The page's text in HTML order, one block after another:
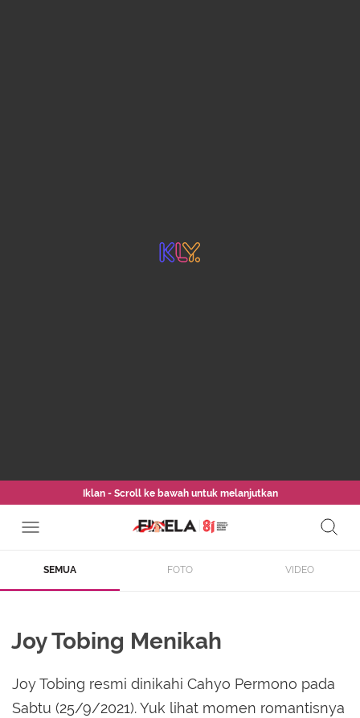
Iklan - Scroll ke bawah untuk melanjutkan
SEMUA FOTO VIDEO
Joy Tobing Menikah
Joy Tobing resmi dinikahi Cahyo Permono pada
Sabtu (25/9/2021). Yuk lihat momen romantisnya